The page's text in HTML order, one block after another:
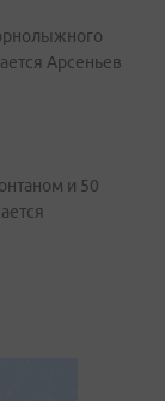
Арсеньев
и 50